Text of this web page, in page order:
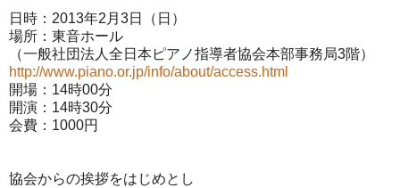
日時：2013年2月3日（日）
場所：東音ホール
（一般社団法人全日本ピアノ指導者協会本部事務局3階）
http://www.piano.or.jp/info/about/access.html
開場：14時00分
開演：14時30分
会費：1000円
協会からの挨拶をはじめとし